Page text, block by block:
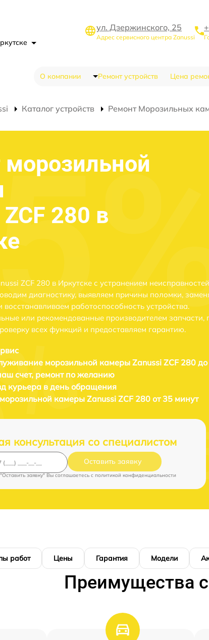
ул. Дзержинского, 25
Адрес сервисного центра Zanussi
О компании Ремонт устройств Цена
Каталог устройств Ремонт Морозильных
280 в
ZCF 280 в Иркутске с устранением неисправностей
диагностику, выявляем причины поломки,
работоспособность устройства.
или рекомендованные производителем запчасти,
всех функций и предоставляем гарантию.
морозильной камеры Zanussi ZCF 280 до
счет, ремонт по желанию
курьера в день обращения
морозильной камеры Zanussi ZCF 280 от 35 минут
консультация со специалистом
Оставить заявку
заявку" Вы соглашаетесь c политикой конфиденциальности
работ Цены Гарантия Модели
Преимущества